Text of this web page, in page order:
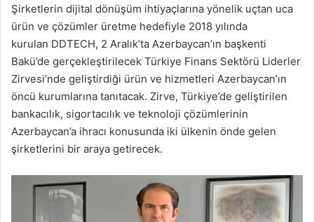
Şirketlerin dijital dönüşüm ihtiyaçlarına yönelik uçtan uca
ürün ve çözümler üretme hedefiyle 2018 yılında
kurulan DDTECH, 2 Aralık’ta Azerbaycan’ın başkenti
Bakü’de gerçekleştirilecek Türkiye Finans Sektörü Liderler
Zirvesi’nde geliştirdiği ürün ve hizmetleri Azerbaycan’ın
öncü kurumlarına tanıtacak. Zirve, Türkiye’de geliştirilen
bankacılık, sigortacılık ve teknoloji çözümlerinin
Azerbaycan’a ihracı konusunda iki ülkenin önde gelen
şirketlerini bir araya getirecek.